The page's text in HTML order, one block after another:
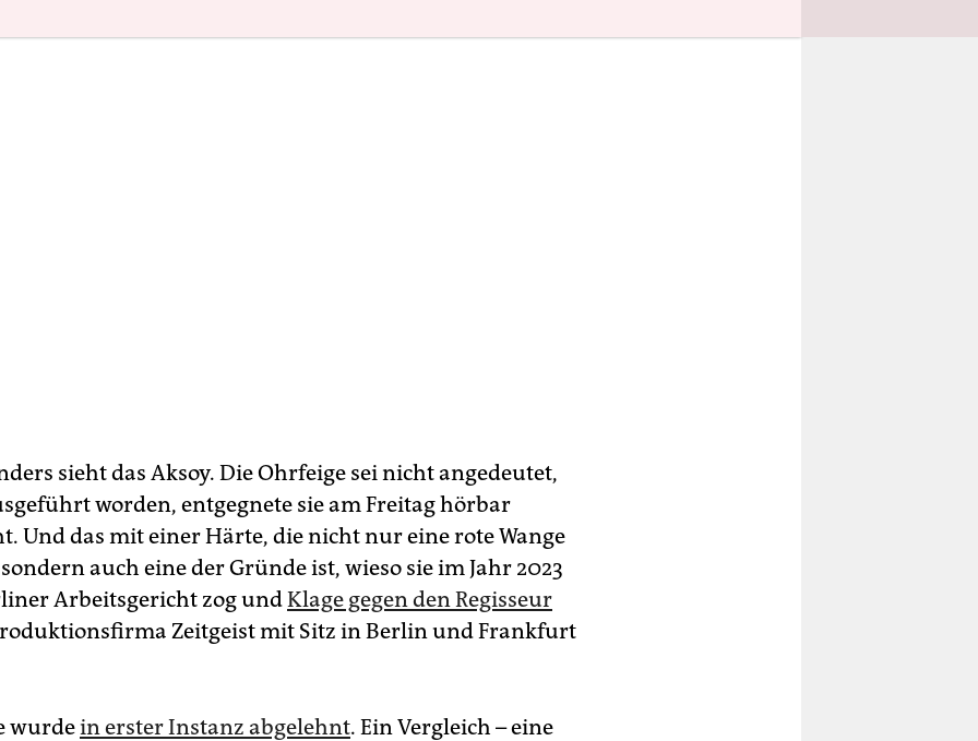
sieht das Aksoy. Die Ohrfeige sei nicht angedeutet,
worden, entgegnete sie am Freitag hörbar
Und das mit einer Härte, die nicht nur eine rote Wange
auch eine der Gründe ist, wieso sie im Jahr 2023
Arbeitsgericht zog undKlage gegen den Regisseur
Zeitgeist mit Sitz in Berlin und Frankfurt
wurdein erster Instanz abgelehnt. Ein Vergleich – eine